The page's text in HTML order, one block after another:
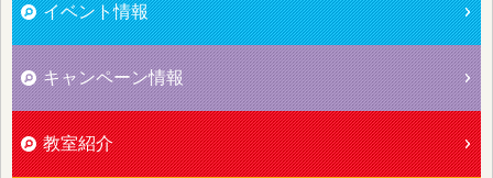
イベント情報
キャンペーン情報
教室紹介